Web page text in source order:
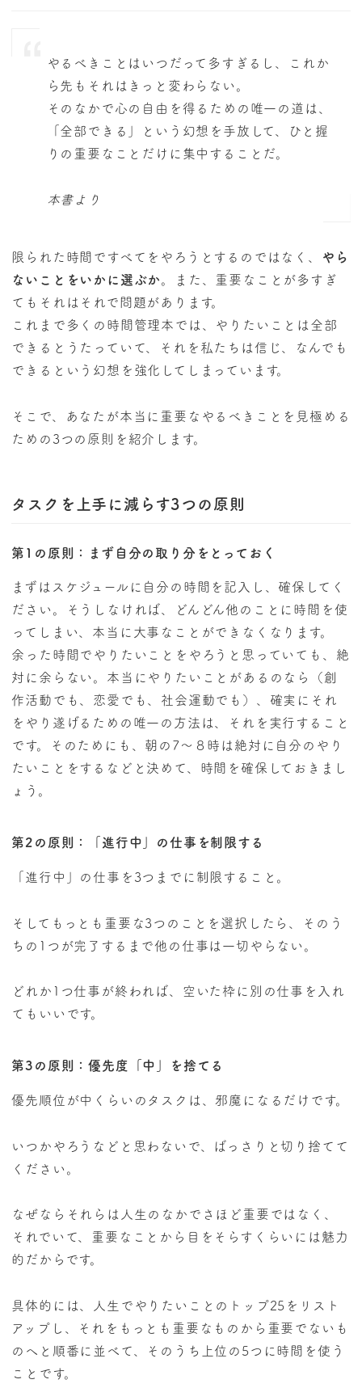
やるべきことはいつだって多すぎるし、これか
ら先もそれはきっと変わらない。
そのなかで心の自由を得るための唯一の道は、
「全部できる」という幻想を手放して、ひと握
りの重要なことだけに集中することだ。
本書より
限られた時間ですべてをやろうとするのではなく、
やら
ないことをいかに選ぶか 。また、重要なことが多すぎ
てもそれはそれで問題があります。
これまで多くの時間管理本では、やりたいことは全部
できるとうたっていて、それを私たちは信じ、なんでも
できるという幻想を強化してしまっています。
そこで、あなたが本当に重要なやるべきことを見極める
ための3つの原則を紹介します。
タスクを上手に減らす3つの原則
第1の原則：まず自分の取り分をとっておく
まずはスケジュールに自分の時間を記入し、確保してく
ださい。そうしなければ、どんどん他のことに時間を使
ってしまい、本当に大事なことができなくなります。
余った時間でやりたいことをやろうと思っていても、絶
対に余らない。本当にやりたいことがあるのなら（創
作活動でも、恋愛でも、社会運動でも）、確実にそれ
をやり遂げるための唯一の方法は、それを実行すること
です。そのためにも、朝の7〜８時は絶対に自分のやり
たいことをするなどと決めて、時間を確保しておきまし
ょう。
第2の原則：「進行中」の仕事を制限する
「進行中」の仕事を3つまでに制限すること。
そしてもっとも重要な3つのことを選択したら、そのう
ちの1つが完了するまで他の仕事は一切やらない。
どれか1つ仕事が終われば、空いた枠に別の仕事を入れ
てもいいです。
第3の原則：優先度「中」を捨てる
優先順位が中くらいのタスクは、邪魔になるだけです。
いつかやろうなどと思わないで、ばっさりと切り捨てて
ください。
なぜならそれらは人生のなかでさほど重要ではなく、
それでいて、重要なことから目をそらすくらいには魅力
的だからです。
具体的には、人生でやりたいことのトップ25をリスト
アップし、それをもっとも重要なものから重要でないも
のへと順番に並べて、そのうち上位の5つに時間を使う
ことです。